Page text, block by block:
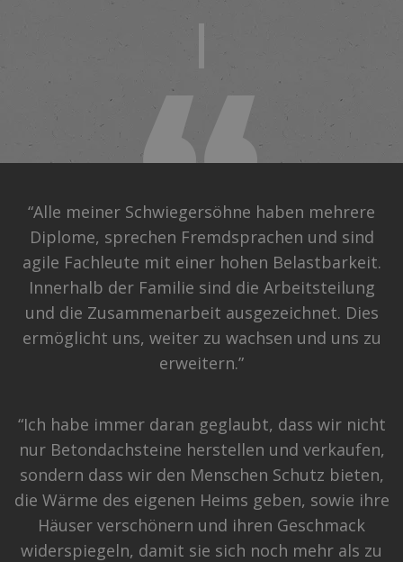
“Alle meiner Schwiegersöhne haben mehrere
Diplome, sprechen Fremdsprachen und sind
agile Fachleute mit einer hohen Belastbarkeit.
Innerhalb der Familie sind die Arbeitsteilung
und die Zusammenarbeit ausgezeichnet. Dies
ermöglicht uns, weiter zu wachsen und uns zu
erweitern.”
“Ich habe immer daran geglaubt, dass wir nicht
nur Betondachsteine herstellen und verkaufen,
sondern dass wir den Menschen Schutz bieten,
die Wärme des eigenen Heims geben, sowie ihre
Häuser verschönern und ihren Geschmack
widerspiegeln, damit sie sich noch mehr als zu